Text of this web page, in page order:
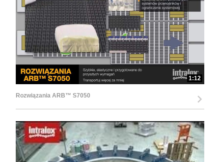
1:12
Rozwiązania ARB™ S7050